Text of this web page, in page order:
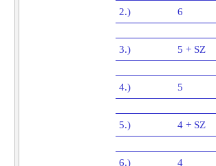
2.) 6
3.) 5 + SZ
4.) 5
5.) 4 + SZ
6.) 4